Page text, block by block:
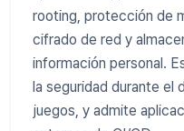
rooting, protección de
cifrado de red y
información personal.
la seguridad durante el
juegos, y admite